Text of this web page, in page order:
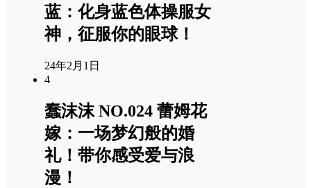
蓝：化身蓝色体操服女
神，征服你的眼球！
24年2月1日
4
蠢沫沫 NO.024 蕾姆花
嫁：一场梦幻般的婚
礼！带你感受爱与浪
漫！